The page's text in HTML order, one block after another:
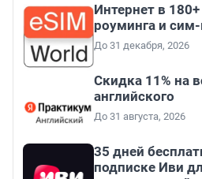
Интернет в
роуминга и
До 31 декабря, 2026
Скидка 11% на
английского
До 31 августа, 2026
35 дней
подписке Иви